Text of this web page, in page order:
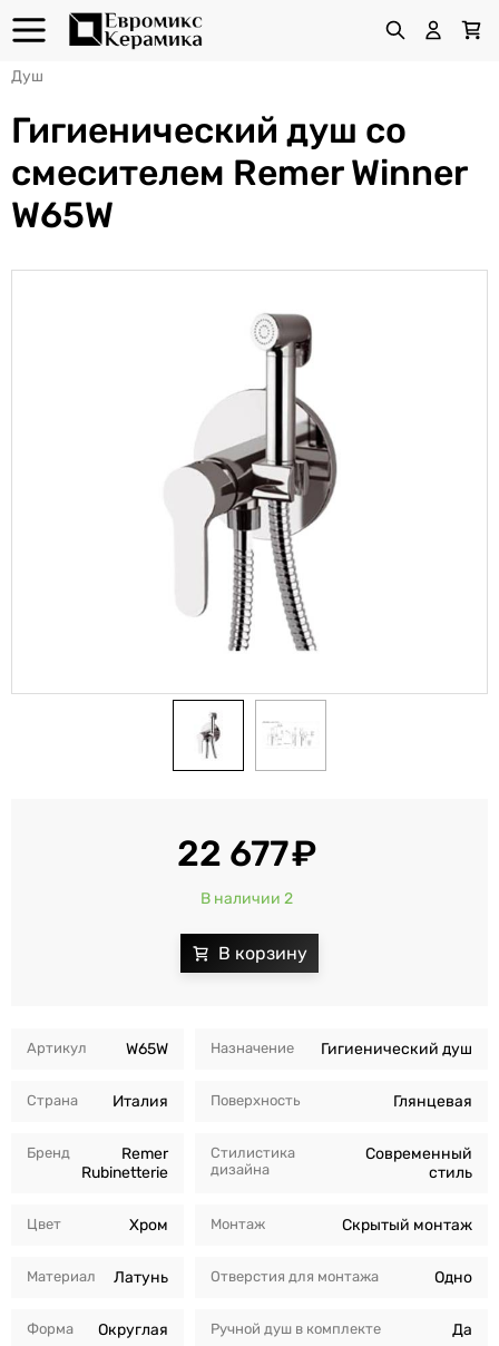
Душ
Гигиенический душ со
смесителем Remer Winner
W65W
Артикул W65W
Страна Италия
Бренд
Remer
Rubinetterie
Цвет Хром
Материал Латунь
Форма Округлая
Назначение Гигиенический душ
Поверхность Глянцевая
Стилистика
дизайна
Современный
стиль
Монтаж Скрытый монтаж
Отверстия для монтажа Одно
Ручной душ в комплекте Да
22 677
В наличии 2